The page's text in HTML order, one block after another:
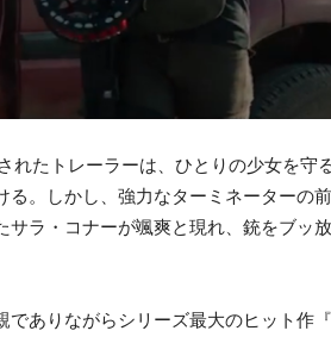
れたトレーラーは、ひとりの少女を守
。しかし、強力なターミネーターの
ラ・コナーが颯爽と現れ、銃をブッ
でありながらシリーズ最大のヒット作『